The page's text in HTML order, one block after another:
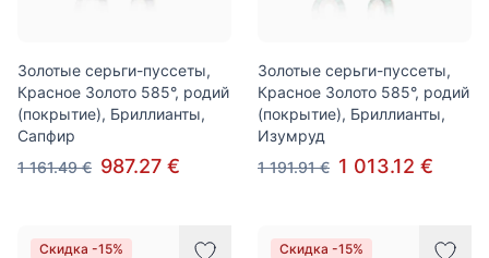
Золотые серьги-пуссеты,
Красное Золото 585°, родий
(покрытие), Бриллианты,
Сапфир
1 161.49 € 987.27 €
Золотые серьги-пуссеты,
Красное Золото 585°, родий
(покрытие), Бриллианты,
Изумруд
1 191.91 € 1 013.12 €
Скидка -15% Скидка -15%